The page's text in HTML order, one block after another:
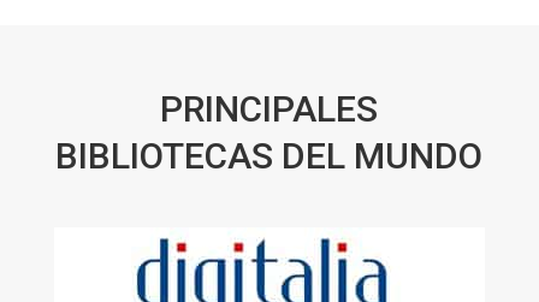
PRINCIPALES
BIBLIOTECAS DEL MUNDO